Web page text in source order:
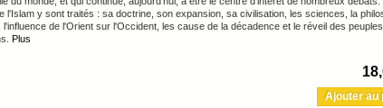
l'Islam y sont traités : sa doctrine, son expansion, sa civilisation, les sciences, la
l'influence de l'Orient sur l'Occident, les cause de la décadence et le réveil des peuples
Plus
Ajouter au